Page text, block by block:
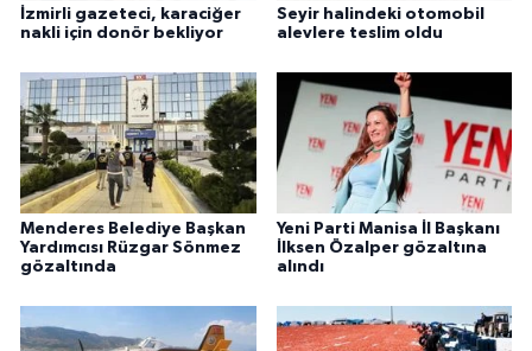
İzmirli gazeteci, karaciğer
nakli için donör bekliyor
Seyir halindeki otomobil
alevlere teslim oldu
Menderes Belediye Başkan
Yardımcısı Rüzgar Sönmez
gözaltında
Yeni Parti Manisa İl Başkanı
İlksen Özalper gözaltına
alındı